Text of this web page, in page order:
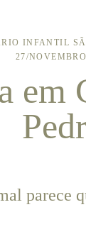
INFANTIL
27/
em
parece